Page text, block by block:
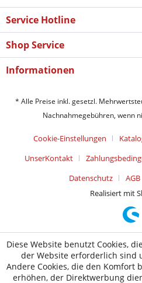
Service Hotline
Shop Service
Informationen
* Alle Preise inkl. gesetzl.
Nachnahmegebühren, wenn
Cookie-Einstellungen
UnserKontakt
Datenschutz
AGB
Realisiert mit
Diese Website benutzt Cookies,
der Website erforderlich sind
Andere Cookies, die den Komfort
erhöhen, der Direktwerbung